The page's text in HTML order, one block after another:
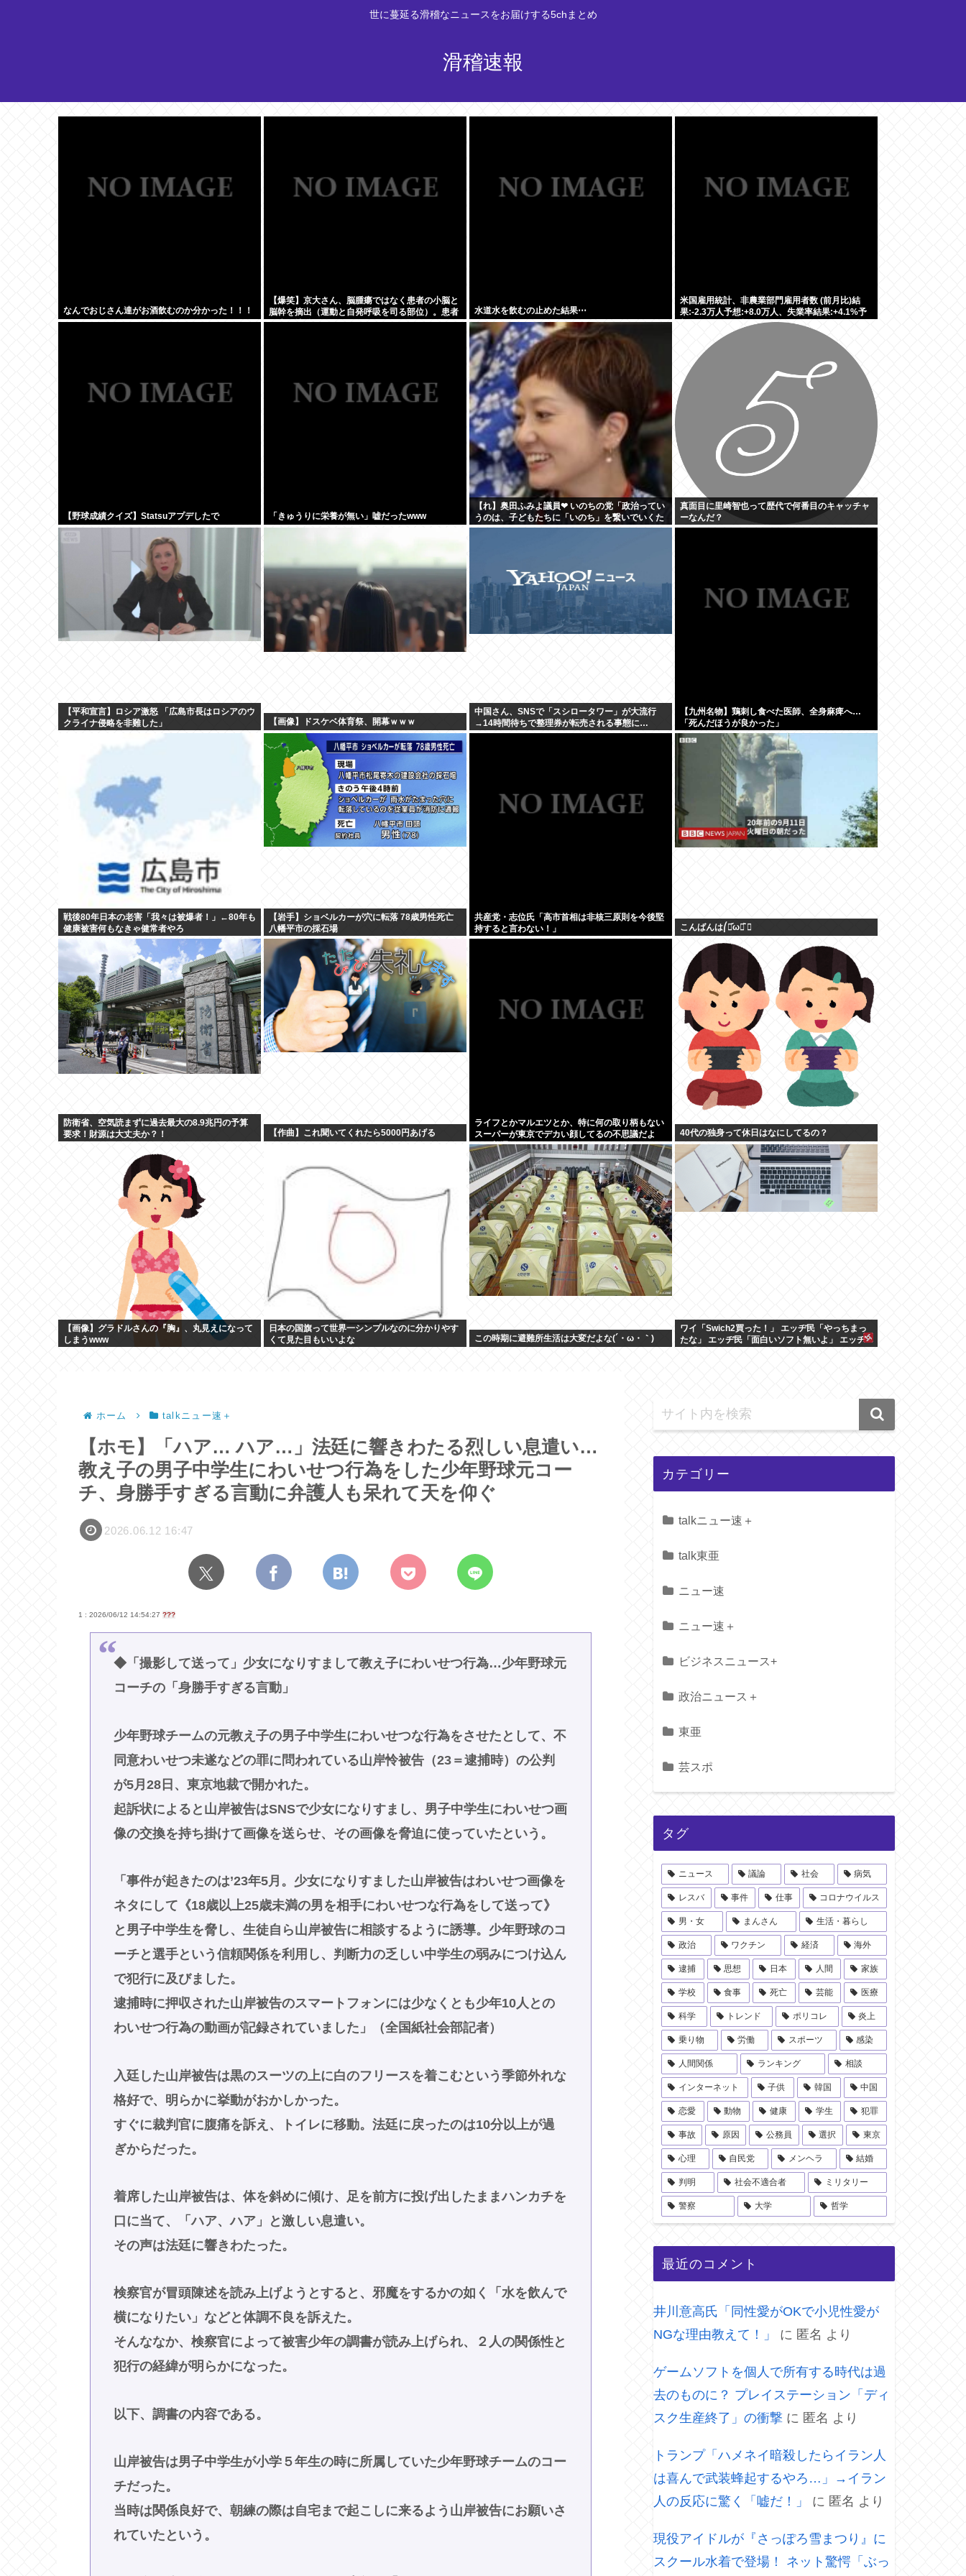
世に蔓延る滑稽なニュースをお届けする5chまとめ
滑稽速報
なんでおじさん達がお酒飲むのか分かった！！！
【爆笑】京大さん、脳腫瘍ではなく患者の小脳と
脳幹を摘出（運動と自発呼吸を司る部位）。患者
は生き地獄に
水道水を飲むの止めた結果⋯
米国雇用統計、非農業部門雇用者数 (前月比)結
果:-2.3万人予想:+8.0万人、失業率結果:+4.1%予
想:+4.2%、9月利下げか
【野球成績クイズ】Statsuアプデしたで 「きゅうりに栄養が無い」嘘だったwww
【れ】奥田ふみよ議員❤‍ いのちの党「政治ってい
うのは、子どもたちに「いのち」を繋いでいくた
めにあるんだよ。」
真面目に里崎智也って歴代で何番目のキャッチャ
ーなんだ？
【平和宣言】ロシア激怒 「広島市長はロシアのウ
クライナ侵略を非難した」
【画像】ドスケベ体育祭、開幕ｗｗｗ
中国さん、SNSで「スシロータワー」が大流行
→14時間待ちで整理券が転売される事態に…
【九州名物】鶏刺し食べた医師、全身麻痺へ…
「死んだほうが良かった」
戦後80年日本の老害「我々は被爆者！」←80年も
健康被害何もなきゃ健常者やろ
【岩手】ショベルカーが穴に転落 78歳男性死亡
八幡平市の採石場
共産党・志位氏「高市首相は非核三原則を今後堅
持すると言わない！」
こんばんは⎛・᷄ω・᷅ ⎞
防衛省、空気読まずに過去最大の8.9兆円の予算
要求！財源は大丈夫か？！
【作曲】これ聞いてくれたら5000円あげる
ライフとかマルエツとか、特に何の取り柄もない
スーパーが東京でデカい顔してるの不思議だよ
な、普通OK行くだろ
40代の独身って休日はなにしてるの？
【画像】グラドルさんの『胸』、丸見えになって
しまうwww
日本の国旗って世界一シンプルなのに分かりやす
くて見た目もいいよな
この時期に避難所生活は大変だよな(´・ω・｀)
ワイ「Swich2買った！」 エッヂ民「やっちまっ
たな」 エッヂ民「面白いソフト無いよ」 エッヂ
ホーム talkニュー速＋
【ホモ】「ハア… ハア…」法廷に響きわたる烈しい息遣い…
教え子の男子中学生にわいせつ行為をした少年野球元コー
チ、身勝手すぎる言動に弁護人も呆れて天を仰ぐ
2026.06.12 16:47
1 : 2026/06/12 14:54:27 ???
◆「撮影して送って」少女になりすまして教え子にわいせつ行為…少年野球元
コーチの「身勝手すぎる言動」
少年野球チームの元教え子の男子中学生にわいせつな行為をさせたとして、不
同意わいせつ未遂などの罪に問われている山岸怜被告（23＝逮捕時）の公判
が5月28日、東京地裁で開かれた。
起訴状によると山岸被告はSNSで少女になりすまし、男子中学生にわいせつ画
像の交換を持ち掛けて画像を送らせ、その画像を脅迫に使っていたという。
「事件が起きたのは’23年5月。少女になりすました山岸被告はわいせつ画像を
ネタにして《18歳以上25歳未満の男を相手にわいせつな行為をして送って》
と男子中学生を脅し、生徒自ら山岸被告に相談するように誘導。少年野球のコ
ーチと選手という信頼関係を利用し、判断力の乏しい中学生の弱みにつけ込ん
で犯行に及びました。
逮捕時に押収された山岸被告のスマートフォンには少なくとも少年10人との
わいせつ行為の動画が記録されていました」（全国紙社会部記者）
入廷した山岸被告は黒のスーツの上に白のフリースを着こむという季節外れな
格好で、明らかに挙動がおかしかった。
すぐに裁判官に腹痛を訴え、トイレに移動。法廷に戻ったのは10分以上が過
ぎからだった。
着席した山岸被告は、体を斜めに傾け、足を前方に投げ出したままハンカチを
口に当て、「ハア、ハア」と激しい息遣い。
その声は法廷に響きわたった。
検察官が冒頭陳述を読み上げようとすると、邪魔をするかの如く「水を飲んで
横になりたい」などと体調不良を訴えた。
そんななか、検察官によって被害少年の調書が読み上げられ、２人の関係性と
犯行の経緯が明らかになった。
以下、調書の内容である。
山岸被告は男子中学生が小学５年生の時に所属していた少年野球チームのコー
チだった。
当時は関係良好で、朝練の際は自宅まで起こしに来るよう山岸被告にお願いさ
れていたという。
カテゴリー
talkニュー速＋
talk東亜
ニュー速
ニュー速＋
ビジネスニュース+
政治ニュース＋
東亜
芸スポ
タグ
ニュース 議論 社会 病気
レスバ 事件 仕事 コロナウイルス
男・女 まんさん 生活・暮らし
政治 ワクチン 経済 海外
逮捕 思想 日本 人間 家族
学校 食事 死亡 芸能 医療
科学 トレンド ポリコレ 炎上
乗り物 労働 スポーツ 感染
人間関係 ランキング 相談
インターネット 子供 韓国 中国
恋愛 動物 健康 学生 犯罪
事故 原因 公務員 選択 東京
心理 自民党 メンヘラ 結婚
判明 社会不適合者 ミリタリー
警察 大学 哲学
最近のコメント
井川意高氏「同性愛がOKで小児性愛が
NGな理由教えて！」
に 匿名 より
ゲームソフトを個人で所有する時代は過
去のものに？ プレイステーション「ディ
スク生産終了」の衝撃 に 匿名 より
トランプ「ハメネイ暗殺したらイラン人
は喜んで武装蜂起するやろ…」→イラン
人の反応に驚く「嘘だ！」
に 匿名 より
現役アイドルが『さっぽろ雪まつり』に
スクール水着で登場！ ネット驚愕「ぶっ